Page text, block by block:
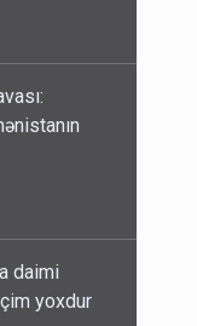
daimi
yoxdur